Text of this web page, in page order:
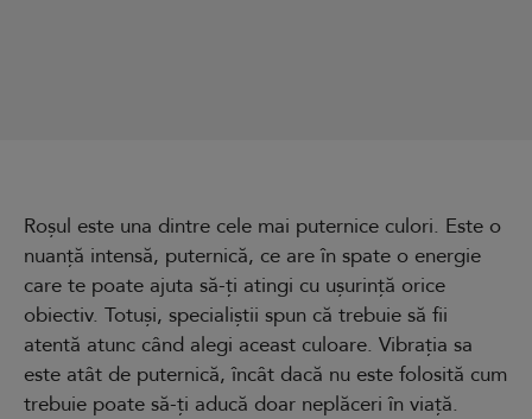
Roșul este una dintre cele mai puternice culori. Este o
nuanță intensă, puternică, ce are în spate o energie
care te poate ajuta să-ți atingi cu ușurință orice
obiectiv. Totuși, specialiștii spun că trebuie să fii
atentă atunc când alegi aceast culoare. Vibrația sa
este atât de puternică, încât dacă nu este folosită cum
trebuie poate să-ți aducă doar neplăceri în viață.